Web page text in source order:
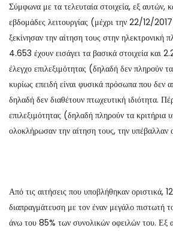
Σύμφωνα με τα τελευταία στοιχεία, εξ αυτών,
εβδομάδες λειτουργίας (μέχρι την 22/12/
ξεκίνησαν την αίτηση τους στην ηλεκτρονική
4.653 έχουν εισάγει τα βασικά στοιχεία και
έλεγχο επιλεξιμότητας (δηλαδή δεν πληρούν
κυρίως επειδή είναι φυσικά πρόσωπα που δεν
δηλαδή δεν διαθέτουν πτωχευτική ιδιότητα.
επιλεξιμότητας (δηλαδή πληρούν τα
ολοκλήρωσαν την αίτηση τους, την υπέβαλλαν
Από τις αιτήσεις που υποβλήθηκαν οριστικά,
διαπραγμάτευση με τον έναν μεγάλο πιστωτή
άνω του 85% των συνολικών οφειλών του. Εξ